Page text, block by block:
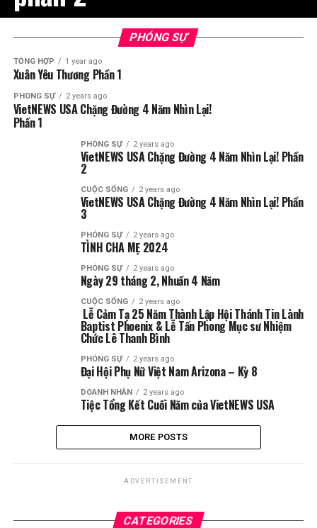
PHÓNG SỰ
TỔNG HỢP 1 year ago
Xuân Yêu Thương Phần 1
PHÓNG SỰ 2 years ago
VietNEWS USA Chặng Đường 4 Năm Nhìn Lại!
Phần 1
PHÓNG SỰ 2 years ago
VietNEWS USA Chặng Đường 4 Năm Nhìn Lại! Phần
2
CUỘC SỐNG 2 years ago
VietNEWS USA Chặng Đường 4 Năm Nhìn Lại! Phần
3
PHÓNG SỰ 2 years ago
TÌNH CHA MẸ 2024
PHÓNG SỰ 2 years ago
Ngày 29 tháng 2, Nhuần 4 Năm
CUỘC SỐNG 2 years ago
Lễ Cảm Tạ 25 Năm Thành Lập Hội Thánh Tin Lành
Baptist Phoenix & Lễ Tấn Phong Mục sư Nhiệm
Chức Lê Thanh Bình
PHÓNG SỰ 2 years ago
Đại Hội Phụ Nữ Việt Nam Arizona – Kỳ 8
DOANH NHÂN 2 years ago
Tiệc Tổng Kết Cuối Năm của VietNEWS USA
MORE POSTS
ADVERTISEMENT
CATEGORIES